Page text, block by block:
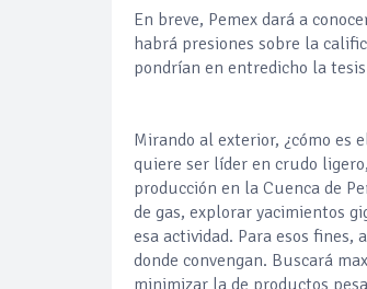
En breve, Pemex dará a
habrá presiones sobre la
pondrían en entredicho la
Mirando al exterior, ¿cómo es
quiere ser líder en crudo
producción en la Cuenca de
de gas, explorar yacimientos
esa actividad. Para esos
donde convengan. Buscará
minimizar la de productos